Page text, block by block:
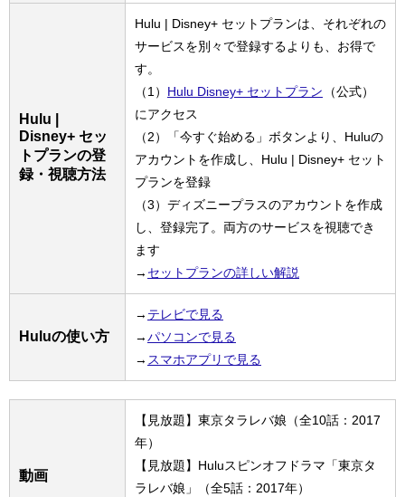
Hulu |
Disney+ セッ
トプランの登
録・視聴方法
Hulu | Disney+ セットプランは、それぞれの
サービスを別々で登録するよりも、お得で
す。
（1） Hulu Disney+ セットプラン
（公式）
にアクセス
（2）「今すぐ始める」ボタンより、Huluの
アカウントを作成し、Hulu | Disney+ セット
プランを登録
（3）ディズニープラスのアカウントを作成
し、登録完了。両方のサービスを視聴でき
ます
→ セットプランの詳しい解説
Huluの使い方
→ テレビで見る
→パソコンで見る
→ スマホアプリで見る
動画
【見放題】東京タラレバ娘（全10話：2017
年）
【見放題】Huluスピンオフドラマ「東京タ
ラレバ娘」（全5話：2017年）